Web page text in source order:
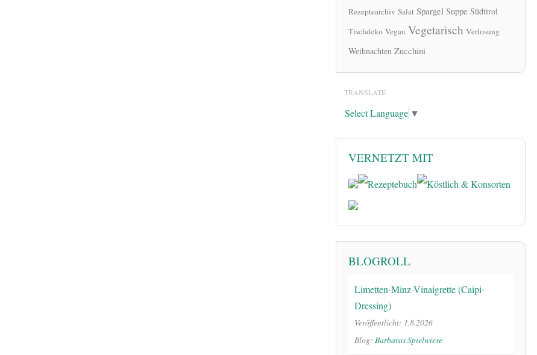
Rezeptearchiv Salat Spargel Suppe Südtirol
Tischdeko Vegan Vegetarisch Verlosung
Weihnachten Zucchini
TRANSLATE
Select Language ▼
VERNETZT MIT
BLOGROLL
Limetten-Minz-Vinaigrette (Caipi-
Dressing)
Veröffentlicht: 1.8.2026
Blog: Barbaras Spielwiese